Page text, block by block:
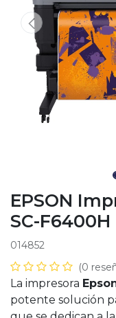
EPSON
SC-F6400H
014852
(0
La impresora
potente solución